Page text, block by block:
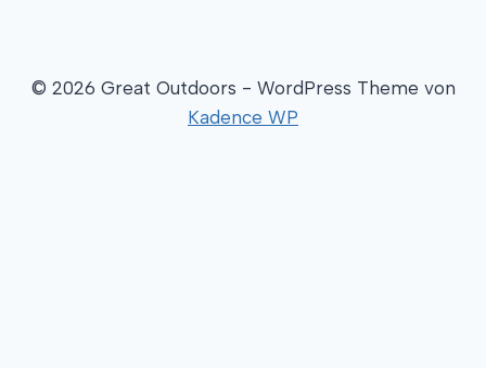
© 2026 Great Outdoors - WordPress Theme von
Kadence WP